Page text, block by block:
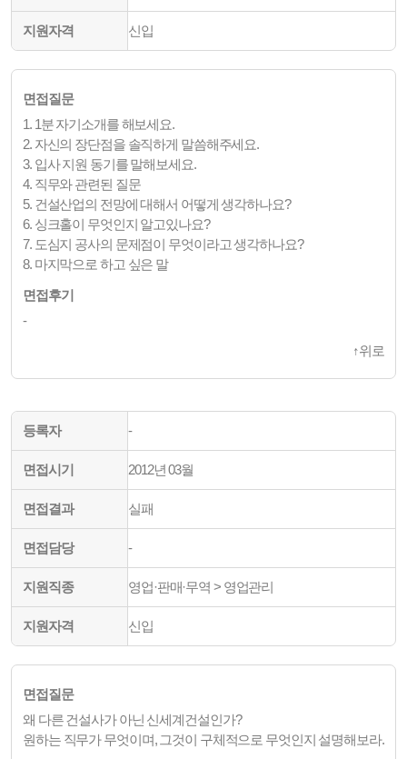
지원자격 신입
면접질문
1. 1분 자기소개를 해보세요.
2. 자신의 장단점을 솔직하게 말씀해주세요.
3. 입사 지원 동기를 말해보세요.
4. 직무와 관련된 질문
5. 건설산업의 전망에 대해서 어떻게 생각하나요?
6. 싱크홀이 무엇인지 알고있나요?
7. 도심지 공사의 문제점이 무엇이라고 생각하나요?
8. 마지막으로 하고 싶은 말
면접후기
-
↑위로
등록자 -
면접시기 2012년 03월
면접결과 실패
면접담당 -
지원직종 영업·판매·무역 > 영업관리
지원자격 신입
면접질문
왜 다른 건설사가 아닌 신세계건설인가?
원하는 직무가 무엇이며, 그것이 구체적으로 무엇인지 설명해보라.